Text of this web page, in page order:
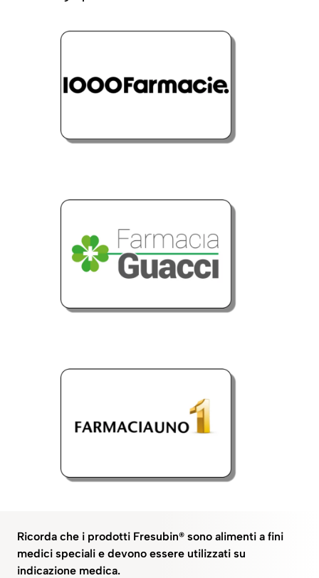
Ricorda che i prodotti Fresubin® sono alimenti a fini
medici speciali e devono essere utilizzati su
indicazione medica.